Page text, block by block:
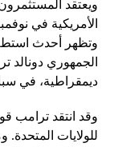
ويعتقد المستثمرون
الأمريكية في
وتظهر أحدث
الجمهوري دونالد
ديمقراطية، في
وقد انتقد ترامب
للولايات